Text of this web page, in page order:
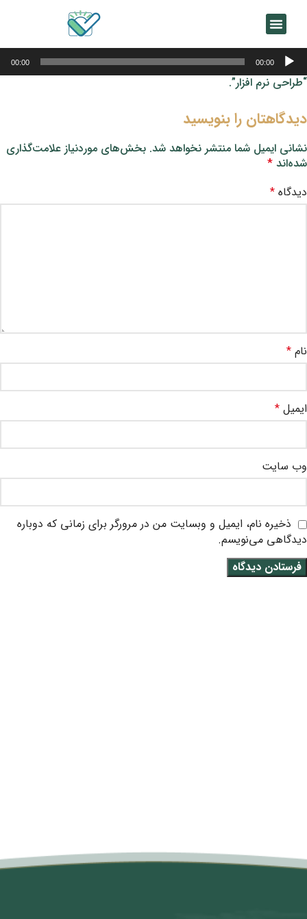
پخش‌کننده
صوت
00:00
00:00
“طراحی نرم افزار”.
دیدگاهتان را بنویسید
نشانی ایمیل شما منتشر نخواهد شد. بخش‌های موردنیاز علامت‌گذاری
شده‌اند *
دیدگاه *
نام *
ایمیل *
وب‌ سایت
ذخیره نام، ایمیل و وبسایت من در مرورگر برای زمانی که دوباره
دیدگاهی می‌نویسم.
متن سربرگ خود را وارد کنید